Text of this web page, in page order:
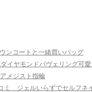
ンコートと一緒買いバッグ
イヤモンドパヴェリング可
メジスト指輪
ミ ジェルいらずでセルフネ